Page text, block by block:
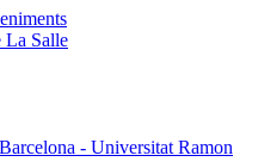
Salle
- Universitat Ramon